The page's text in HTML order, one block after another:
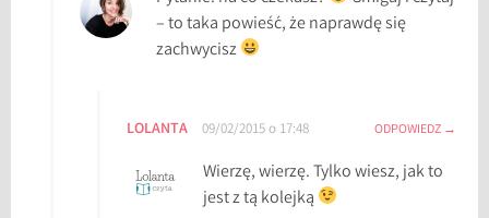
– to taka powieść, że naprawdę się
zachwycisz
LOLANTA 09/02/2015 o 17:48 ODPOWIEDZ
Wierzę, wierzę. Tylko wiesz, jak to
jest z tą kolejką